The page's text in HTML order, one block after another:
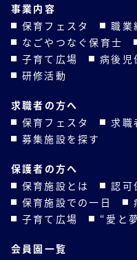
事業内容
保育フェスタ
職業
なごやつなぐ保育士
子育て広場
病後児
研修活動
求職者の方へ
保育フェスタ
求職
募集施設を探す
保護者の方へ
保育施設とは
認可
保育施設での一日
子育て広場
“愛と
会員園一覧